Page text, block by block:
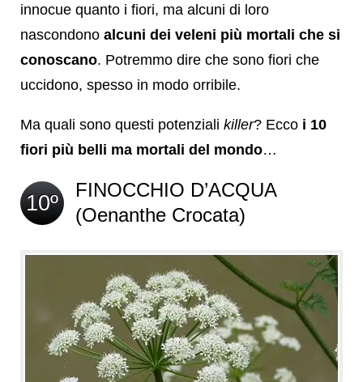
innocue quanto i fiori, ma alcuni di loro
nascondono alcuni dei veleni più mortali che si
conoscano. Potremmo dire che sono fiori che
uccidono, spesso in modo orribile.
Ma quali sono questi potenziali killer? Ecco i 10
fiori più belli ma mortali del mondo…
10º
FINOCCHIO D’ACQUA
(Oenanthe Crocata)